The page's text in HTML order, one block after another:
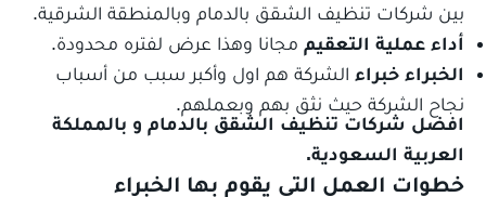
بين شركات تنظيف الشقق بالدمام وبالمنطقة الشرقية.
أداء عملية التعقيم مجانا وهذا عرض لفتره محدودة.
الخبراء خبراء الشركة هم اول وأكبر سبب من أسباب
نجاح الشركة حيث نثق بهم وبعملهم.
افضل شركات تنظيف الشقق بالدمام و بالمملكة
العربية السعودية.
خطوات العمل التي يقوم بها الخبراء